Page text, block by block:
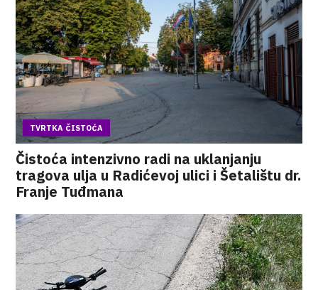
TVRTKA ČISTOĆA
Čistoća intenzivno radi na uklanjanju
tragova ulja u Radićevoj ulici i Šetalištu dr.
Franje Tuđmana